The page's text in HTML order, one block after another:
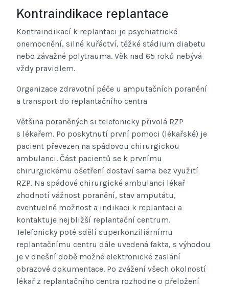
Kontraindikace replantace
Kontraindikací k replantaci je psychiatrické
onemocnění, silné kuřáctví, těžké stádium diabetu
nebo závažné polytrauma. Věk nad 65 roků nebývá
vždy pravidlem.
Organizace zdravotní péče u amputačních poranění
a transport do replantačního centra
Většina poraněných si telefonicky přivolá RZP
s lékařem. Po poskytnutí první pomoci (lékařské) je
pacient převezen na spádovou chirurgickou
ambulanci. Část pacientů se k prvnímu
chirurgickému ošetření dostaví sama bez využití
RZP. Na spádové chirurgické ambulanci lékař
zhodnotí vážnost poranění, stav amputátu,
eventuelně možnost a indikaci k replantaci a
kontaktuje nejbližší replantační centrum.
Telefonicky poté sdělí superkonziliárnímu
replantačnímu centru dále uvedená fakta, s výhodou
je v dnešní době možné elektronické zaslání
obrazové dokumentace. Po zvážení všech okolností
lékař z replantačního centra rozhodne o přeložení